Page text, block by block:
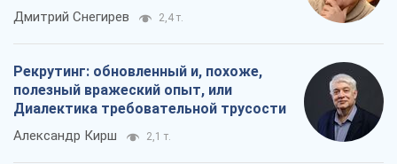
российских оккупантов
Дмитрий Снегирев 2,4 т.
Рекрутинг: обновленный и, похоже,
полезный вражеский опыт, или
Диалектика требовательной трусости
Александр Кирш 2,1 т.